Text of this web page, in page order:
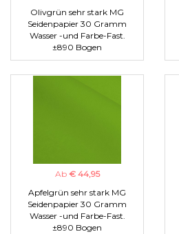
Olivgrün sehr stark MG
Seidenpapier 30 Gramm
Wasser -und Farbe-Fast.
±890 Bogen
Ab € 44,95
Apfelgrün sehr stark MG
Seidenpapier 30 Gramm
Wasser -und Farbe-Fast.
±890 Bogen